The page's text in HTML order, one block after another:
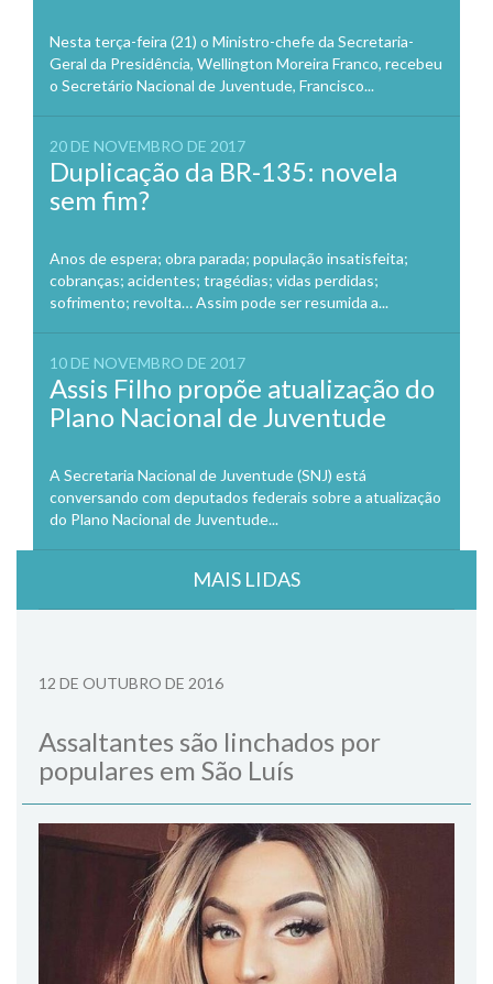
Nesta terça-feira (21) o Ministro-chefe da Secretaria-
Geral da Presidência, Wellington Moreira Franco, recebeu
o Secretário Nacional de Juventude, Francisco...
20 DE NOVEMBRO DE 2017
Duplicação da BR-135: novela
sem fim?
Anos de espera; obra parada; população insatisfeita;
cobranças; acidentes; tragédias; vidas perdidas;
sofrimento; revolta… Assim pode ser resumida a...
10 DE NOVEMBRO DE 2017
Assis Filho propõe atualização do
Plano Nacional de Juventude
A Secretaria Nacional de Juventude (SNJ) está
conversando com deputados federais sobre a atualização
do Plano Nacional de Juventude...
MAIS LIDAS
12 DE OUTUBRO DE 2016
Assaltantes são linchados por
populares em São Luís